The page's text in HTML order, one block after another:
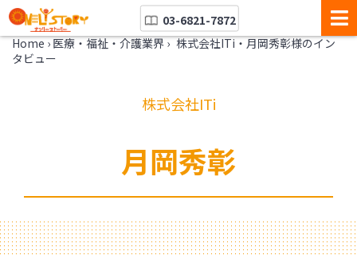
03-6821-7872
Home › 医療・福祉・介護業界 › 株式会社ITi・月岡秀彰様のイン
タビュー
株式会社ITi
月岡秀彰